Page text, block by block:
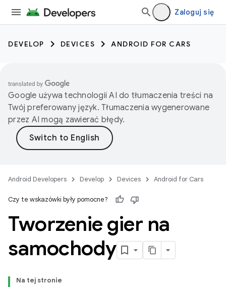
Zaloguj się
DEVELOP DEVICES ANDROID FOR CARS
Google używa technologii AI do tłumaczenia treści na
Twój preferowany język. Tłumaczenia wygenerowane
przez AI mogą zawierać błędy.
Android Developers Develop Devices Android for Cars
Czy te wskazówki były pomocne?
Tworzenie gier na
samochody
Na tej stronie